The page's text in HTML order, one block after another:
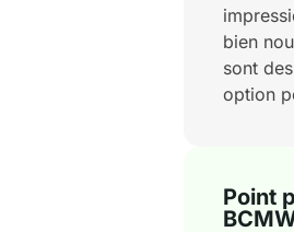
bien
sont
option
Point